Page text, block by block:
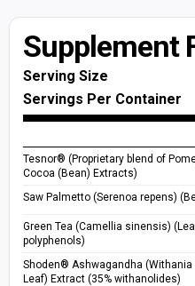
Vị Cherry
Combo Abe Lon +
Combo Abe Lon +
Vị Cherry/Shaker
Combo Dừa Tắc +
Supplement
Serving Size
Servings Per Container
Tesnor® (Proprietary blend of
Cocoa (Bean) Extracts)
Saw Palmetto (Serenoa repens)
Green Tea (Camellia sinensis)
polyphenols)
Shoden® Ashwagandha (Withania
Leaf) Extract (35% withanolides)